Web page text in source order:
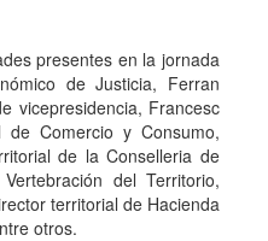
presentes en la jornada
de Justicia, Ferran
vicepresidencia, Francesc
Comercio y Consumo,
de la Conselleria de
del Territorio,
territorial de Hacienda
otros.